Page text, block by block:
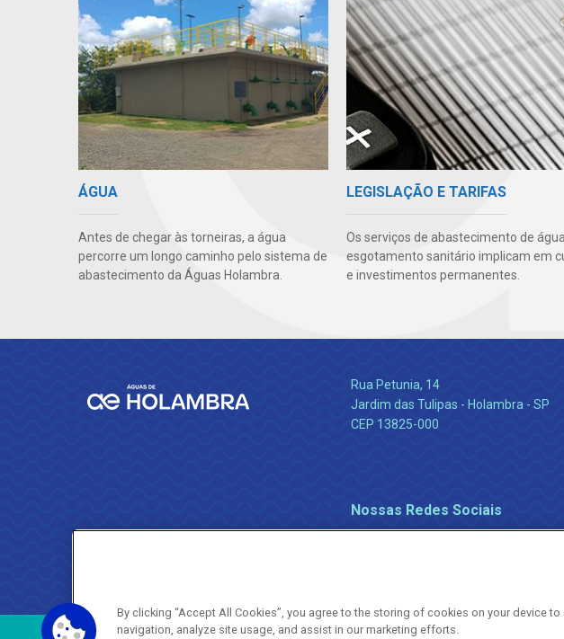
ÁGUA
Antes de chegar às torneiras, a água
percorre um longo caminho pelo sistema de
abastecimento da Águas Holambra.
LEGISLAÇÃO E TARIFAS
Os serviços de abastecimento de
esgotamento sanitário implicam em
e investimentos permanentes.
Rua Petunia, 14
Jardim das Tulipas - Holambra - SP
CEP 13825-000
Nossas Redes Sociais
By clicking “Accept All Cookies”, you agree to the storing of cookies on your device to
navigation, analyze site usage, and assist in our marketing efforts.